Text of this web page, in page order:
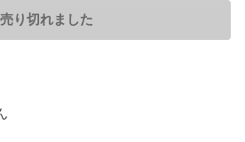
売り切れました